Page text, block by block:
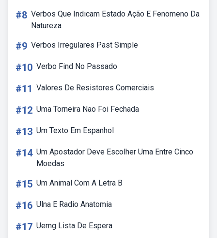
#8 Verbos Que Indicam Estado Ação E Fenomeno Da
Natureza
#9 Verbos Irregulares Past Simple
#10 Verbo Find No Passado
#11 Valores De Resistores Comerciais
#12 Uma Torneira Nao Foi Fechada
#13 Um Texto Em Espanhol
#14 Um Apostador Deve Escolher Uma Entre Cinco
Moedas
#15 Um Animal Com A Letra B
#16 Ulna E Radio Anatomia
#17 Uemg Lista De Espera